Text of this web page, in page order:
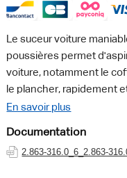
Le suceur voiture
poussières permet
voiture, notamment le
le plancher, rapidement
également pour aspirer
Caractéristiques :
En savoir plus
Documentation
2.863-316.0_6_2.863-